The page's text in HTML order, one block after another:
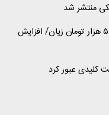
منتشر شد
هشدار درباره بازار مرغ؛ فروش هر کیلو با ۵۰ هزار تومان زیان/ افزایش